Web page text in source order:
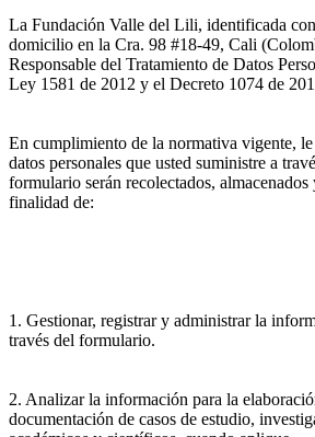
La Fundación Valle del Lili, identificada
domicilio en la Cra. 98 #18-49, Cali
Responsable del Tratamiento de Datos
Ley 1581 de 2012 y el Decreto 1074 de
En cumplimiento de la normativa vigente,
datos personales que usted suministre a
formulario serán recolectados, almacenados
finalidad de:
1. Gestionar, registrar y administrar la
través del formulario.
2. Analizar la información para la
documentación de casos de estudio,